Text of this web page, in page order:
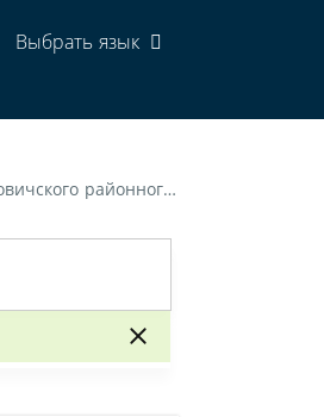
Выбрать язык
24 марта 2023 г. № 12-22»